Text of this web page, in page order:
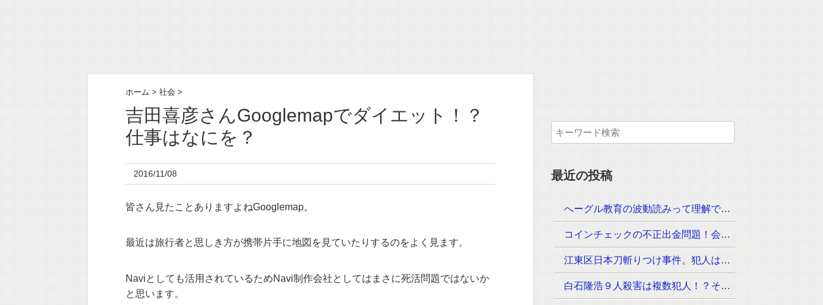
ホーム > 社会 >
吉田喜彦さんGooglemapでダイエット！？
仕事はなにを？
2016/11/08
皆さん見たことありますよねGooglemap。
最近は旅行者と思しき方が携帯片手に地図を見ていたりするのをよく見ます。
Naviとしても活用されているためNavi制作会社としてはまさに死活問題ではないか
と思います。
最近の投稿
へーグル教育の波動読みって理解できるのか？月謝はいくら！？
コインチェックの不正出金問題！会見が23時30分からその内容は？
江東区日本刀斬りつけ事件。犯人は？手配されていないのは？
白石隆浩９人殺害は複数犯人！？その手口が次々と判明！なぜ事件が起きたのか？